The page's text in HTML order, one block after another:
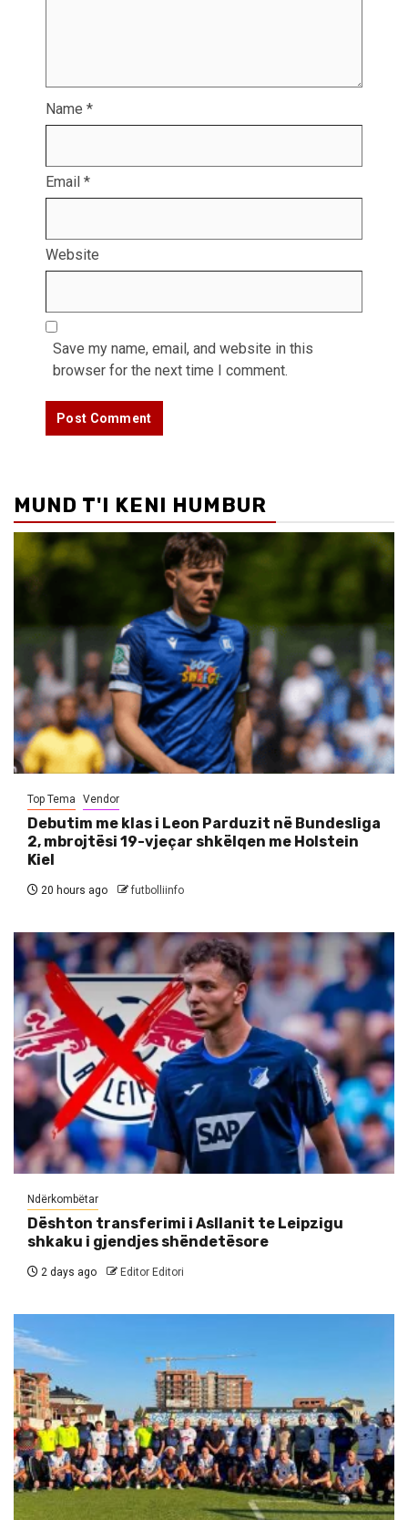
Name *
Email *
Website
Save my name, email, and website in this
browser for the next time I comment.
MUND T'I KENI HUMBUR
Top Tema Vendor
Debutim me klas i Leon Parduzit në Bundesliga
2, mbrojtësi 19-vjeçar shkëlqen me Holstein
Kiel
20 hours ago futbolliinfo
Ndërkombëtar
Dështon transferimi i Asllanit te Leipzigu
shkaku i gjendjes shëndetësore
2 days ago Editor Editori